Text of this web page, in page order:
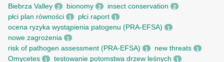
Biebrza Valley 2 bionomy 2 insect conservation 2
płci plan równości 1 płci raport 1
ocena ryzyka wystąpienia patogenu (PRA-EFSA) 1
nowe zagrożenia 1
risk of pathogen assessment (PRA-EFSA) 1 new threats 1
Omycetes 1 testowanie potomstwa drzew leśnych 1